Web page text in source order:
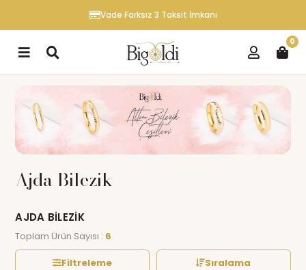
Vade Farksız 3 Taksit İmkanı
0
Ajda Bilezik
AJDA BILEZIK
Toplam Ürün Sayısı : 6
Filtreleme Sıralama